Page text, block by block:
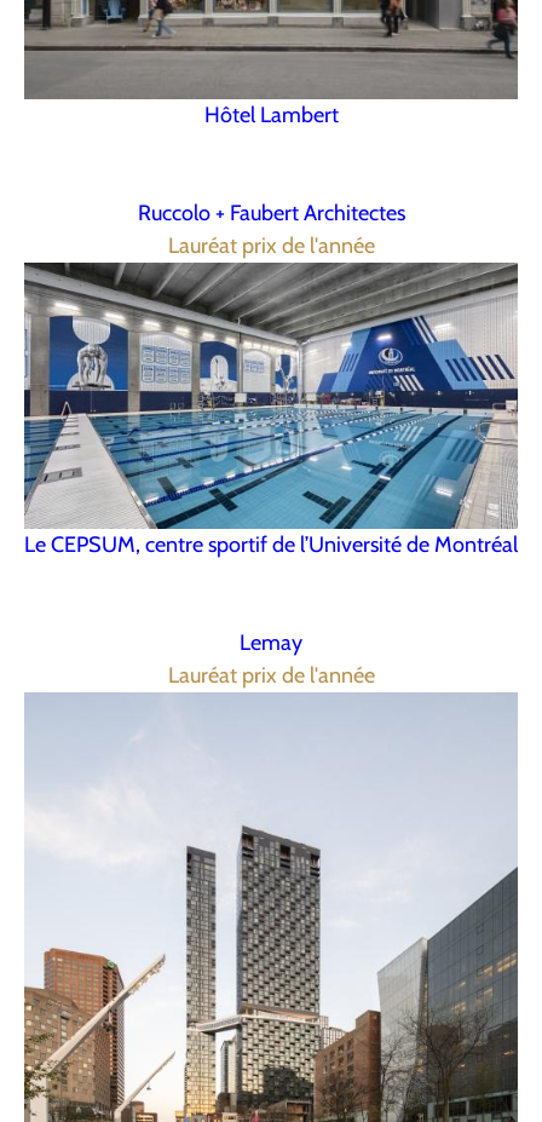
Hôtel Lambert
Ruccolo + Faubert Architectes
Lauréat prix de l'année
Le CEPSUM, centre sportif de l’Université de Montréal
Lemay
Lauréat prix de l'année